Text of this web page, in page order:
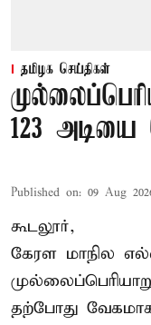
தமிழக செய்திகள்
123 அடியை
Published on: 09 Aug
கூடலூர்,
கேரள மாநில
தற்போது